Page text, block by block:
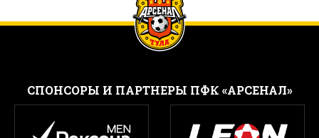
CПОНСОРЫ И ПАРТНЕРЫ ПФК «АРСЕНАЛ»